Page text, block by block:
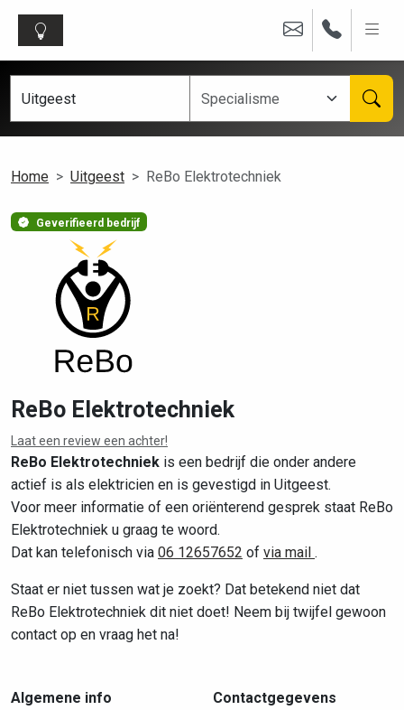
Home Uitgeest ReBo Elektrotechniek
Geverifieerd bedrijf
ReBo Elektrotechniek
Laat een review een achter!
ReBo Elektrotechniek is een bedrijf die onder andere
actief is als elektricien en is gevestigd in Uitgeest.
Voor meer informatie of een oriënterend gesprek staat ReBo
Elektrotechniek u graag te woord.
Dat kan telefonisch via 06 12657652 of via mail .
Staat er niet tussen wat je zoekt? Dat betekend niet dat
ReBo Elektrotechniek dit niet doet! Neem bij twijfel gewoon
contact op en vraag het na!
Algemene info
Contactgegevens